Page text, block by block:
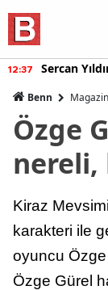
12:37 Sercan
Benn Magazin
Özge
nereli,
Kiraz
karakteri ile
oyuncu
Özge Gürel